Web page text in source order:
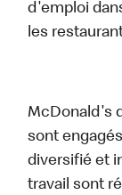
d'emploi
les
McDonald's
sont
diversifié et
travail sont